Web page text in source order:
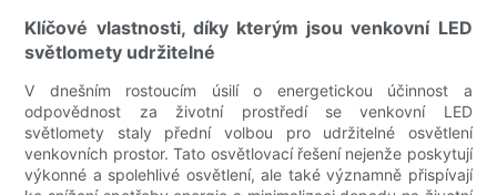
Klíčové vlastnosti, díky kterým jsou venkovní LED
světlomety udržitelné
V dnešním rostoucím úsilí o energetickou účinnost a
odpovědnost za životní prostředí se venkovní LED
světlomety staly přední volbou pro udržitelné osvětlení
venkovních prostor. Tato osvětlovací řešení nejenže poskytují
výkonné a spolehlivé osvětlení, ale také významně přispívají